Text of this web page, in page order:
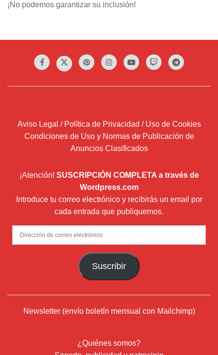
¡No podemos garantizar su inclusión!
Aviso Legal / Política de Privacidad / Uso de Cookies
Condiciones de Uso y Normas de Publicación de
Anuncios Clasificados
¡Atención! SUSCRIPCIÓN COMPLETA a través de
Wordpress.com
Introduce tu correo electrónico y recibirás un email por
cada entrada que publiquemos.
Dirección
de
Suscribir
Newsletter (envío boletín mensual con Mailchimp)
¿Quiénes somos?